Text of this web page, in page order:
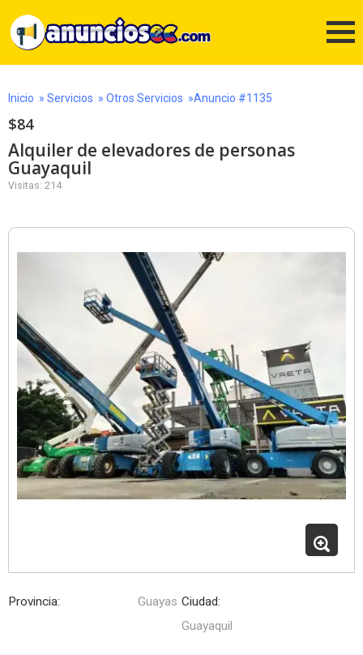
Inicio » Servicios » Otros Servicios »Anuncio #1135
$84
Alquiler de elevadores de personas
Guayaquil
Visitas: 214
Provincia: Guayas Ciudad:
Guayaquil